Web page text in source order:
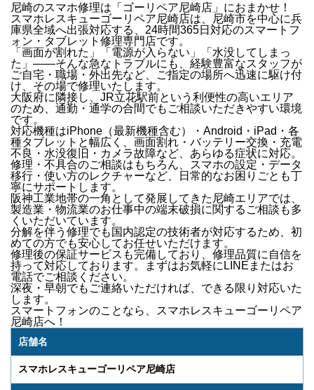
尼崎のスマホ修理は「ゴーリペア尼崎店」におまかせ！
スマホレスキューゴーリペア尼崎店は、
尼崎市を中心に兵
庫県全域へ出張対応する、24時間365日対応のスマートフ
ォン・タブレット修理専門店です。
「画面が割れた」「電源が入らない」「水没してしまっ
た」 ——そんな急なトラブルにも、経験豊富なスタッフが
ご自宅・職場・外出先など、ご指定の場所へ迅速に駆け付
け 、その場で修理いたします。
大阪府に隣接し、JR立花駅前という利便性の高いエリア
のため、通勤・通学の合間でもご相談いただきやすい環境
です。
対応機種はiPhone（最新機種含む）・Android・iPad・各
種タブレット と幅広く、 画面割れ・バッテリー交換・充電
不良・水没復旧・カメラ故障など、あらゆる症状に対応。
修理・不具合のご相談はもちろん、
スマホの設定・データ
移行・使い方のレクチャーなど、日常的なお困りごとも丁
寧にサポートします。
阪神工業地帯の一角として発展してきた尼崎エリアでは、
製造業・物流業のお仕事中の端末破損に関するご相談も多
くいただいています。
分解を伴う修理でも国内認定の技術者が対応するため、初
めての方でも安心してお任せいただけます。
修理後の保証サービス も完備しており、修理品質に自信を
持って対応しております。
まずはお気軽にLINEまたはお
電話でご相談ください。
深夜・早朝でもご連絡いただければ、できる限り対応いた
します。
スマートフォンのことなら、
スマホレスキューゴーリペア
尼崎店へ！
店舗名
スマホレスキューゴーリペア尼崎店